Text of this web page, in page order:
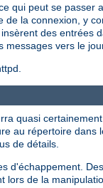
qui peut se passer
la connexion, y
des entrées
vers le
quasi
au répertoire dans
de détails.
d'échappement.
de la